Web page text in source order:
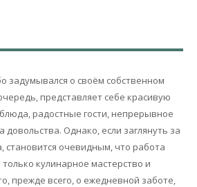
задумывался о своём собственном
представляет себе красивую
радостные гости, непрерывное
Однако, если заглянуть за
становится очевидным, что работа
кулинарное мастерство и
прежде всего, о ежедневной заботе,